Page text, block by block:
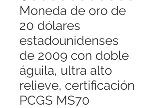
Moneda de oro de
20 dólares
estadounidenses
de 2009 con doble
águila, ultra alto
relieve, certificación
PCGS MS70